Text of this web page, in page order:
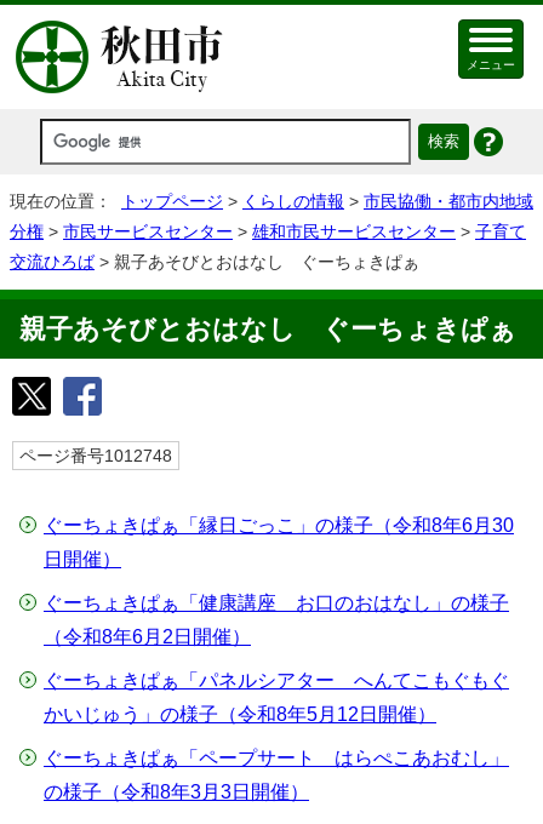
メニュー
現在の位置： トップページ > くらしの情報 > 市民協働・都市内地域
分権 > 市民サービスセンター > 雄和市民サービスセンター > 子育て
交流ひろば> 親子あそびとおはなし ぐーちょきぱぁ
親子あそびとおはなし ぐーちょきぱぁ
ページ番号1012748
ぐーちょきぱぁ「縁日ごっこ」の様子（令和8年6月30
日開催）
ぐーちょきぱぁ「健康講座 お口のおはなし」の様子
（令和8年6月2日開催）
ぐーちょきぱぁ「パネルシアター へんてこもぐもぐ
かいじゅう」の様子（令和8年5月12日開催）
ぐーちょきぱぁ「ペープサート はらぺこあおむし」
の様子（令和8年3月3日開催）